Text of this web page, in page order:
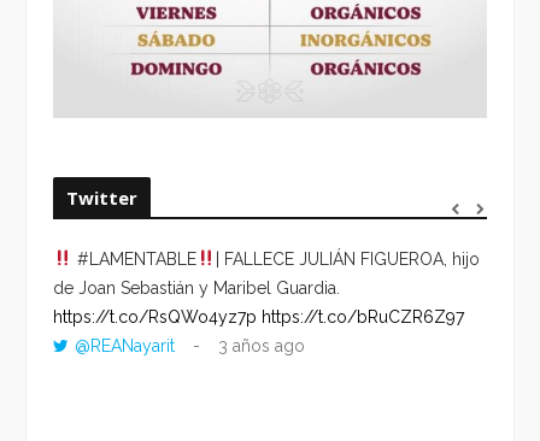
Twitter
#LAMENTABLE
| FALLECE JULIÁN FIGUEROA, hijo
de Joan Sebastián y Maribel Guardia.
https://t.co/RsQWo4yz7p https://t.co/bRuCZR6Z97
@REANayarit
3 años ago